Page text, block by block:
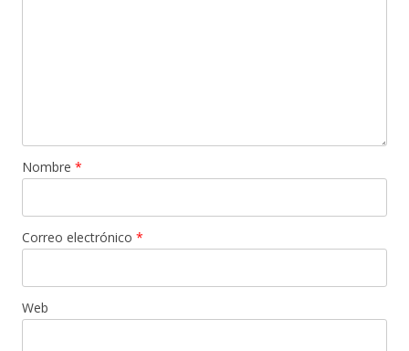
Nombre *
Correo electrónico *
Web